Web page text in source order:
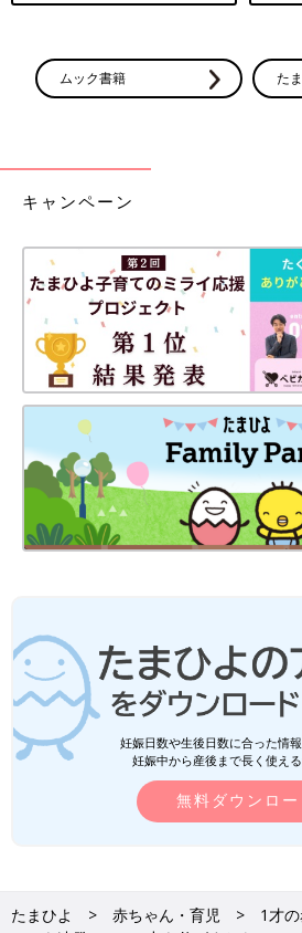
ムック書籍 た
キャンペーン
妊娠日数や生後日数に合った情
妊娠中から産後まで長く使え
無料ダウンロー
たまひよ 赤ちゃん・育児
1才